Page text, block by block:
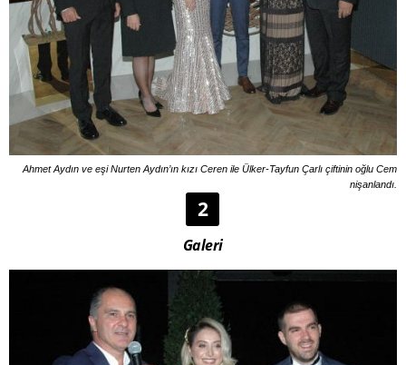
Ahmet Aydın ve eşi Nurten Aydın’ın kızı Ceren ile Ülker-Tayfun Çarlı çiftinin oğlu Cem
nişanlandı.
2
Galeri